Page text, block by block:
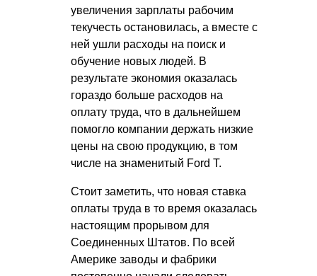
увеличения зарплаты рабочим
текучесть остановилась, а вместе с
ней ушли расходы на поиск и
обучение новых людей. В
результате экономия оказалась
гораздо больше расходов на
оплату труда, что в дальнейшем
помогло компании держать низкие
цены на свою продукцию, в том
числе на знаменитый Ford T.
Стоит заметить, что новая ставка
оплаты труда в то время оказалась
настоящим прорывом для
Соединенных Штатов. По всей
Америке заводы и фабрики